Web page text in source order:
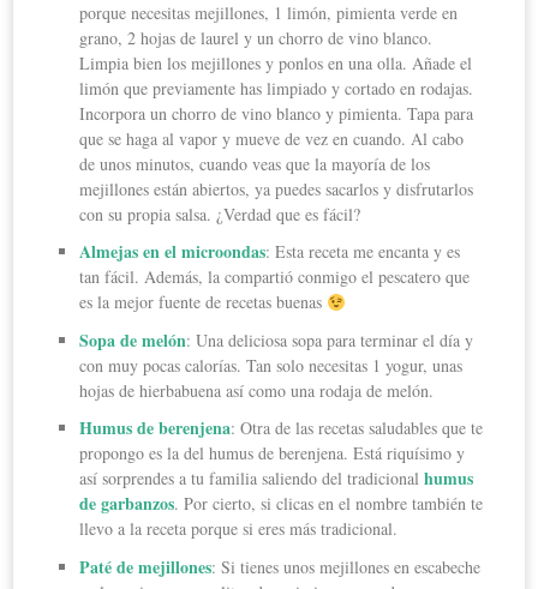
porque necesitas mejillones, 1 limón, pimienta verde en
grano, 2 hojas de laurel y un chorro de vino blanco.
Limpia bien los mejillones y ponlos en una olla. Añade el
limón que previamente has limpiado y cortado en rodajas.
Incorpora un chorro de vino blanco y pimienta. Tapa para
que se haga al vapor y mueve de vez en cuando. Al cabo
de unos minutos, cuando veas que la mayoría de los
mejillones están abiertos, ya puedes sacarlos y disfrutarlos
con su propia salsa. ¿Verdad que es fácil?
Almejas en el microondas: Esta receta me encanta y es
tan fácil. Además, la compartió conmigo el pescatero que
es la mejor fuente de recetas buenas
Sopa de melón: Una deliciosa sopa para terminar el día y
con muy pocas calorías. Tan solo necesitas 1 yogur, unas
hojas de hierbabuena así como una rodaja de melón.
Humus de berenjena: Otra de las recetas saludables que te
propongo es la del humus de berenjena. Está riquísimo y
así sorprendes a tu familia saliendo del tradicionalhumus
de garbanzos. Por cierto, si clicas en el nombre también te
llevo a la receta porque si eres más tradicional.
Paté de mejillones: Si tienes unos mejillones en escabeche